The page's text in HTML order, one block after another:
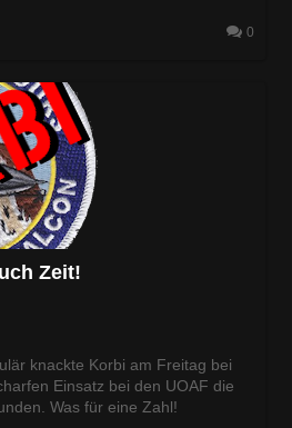
0
Zeit!
knackte Korbi am Freitag bei
Einsatz bei den UOAF die
Was für eine Zahl!